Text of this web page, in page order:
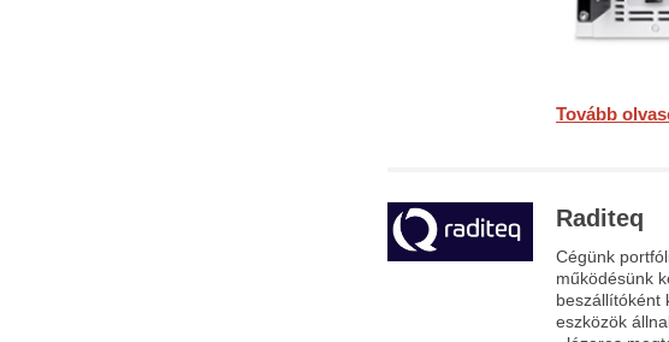
Tovább
Raditeq
Cégünk
működésünk
beszállítóként
eszközök